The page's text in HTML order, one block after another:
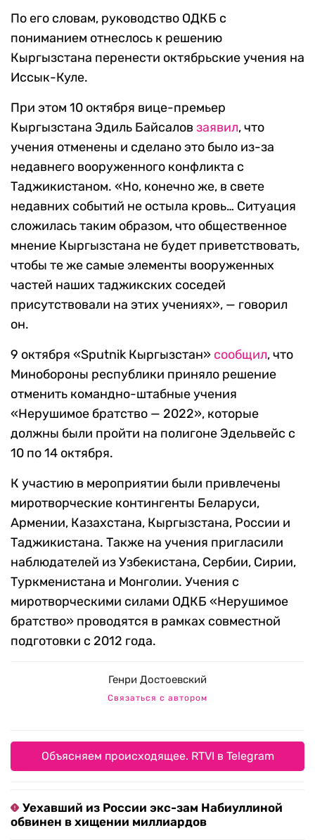
По его словам, руководство ОДКБ с
пониманием отнеслось к решению
Кыргызстана перенести октябрьские учения на
Иссык-Куле.
При этом 10 октября вице-премьер
Кыргызстана Эдиль Байсалов заявил, что
учения отменены и сделано это было из-за
недавнего вооруженного конфликта с
Таджикистаном. «Но, конечно же, в свете
недавних событий не остыла кровь… Ситуация
сложилась таким образом, что общественное
мнение Кыргызстана не будет приветствовать,
чтобы те же самые элементы вооруженных
частей наших таджикских соседей
присутствовали на этих учениях», — говорил
он.
9 октября «Sputnik Кыргызстан» сообщил, что
Минобороны республики приняло решение
отменить командно-штабные учения
«Нерушимое братство — 2022», которые
должны были пройти на полигоне Эдельвейс с
10 по 14 октября.
К участию в мероприятии были привлечены
миротворческие контингенты Беларуси,
Армении, Казахстана, Кыргызстана, России и
Таджикистана. Также на учения пригласили
наблюдателей из Узбекистана, Сербии, Сирии,
Туркменистана и Монголии. Учения с
миротворческими силами ОДКБ «Нерушимое
братство» проводятся в рамках совместной
подготовки с 2012 года.
Генри Достоевский
Связаться с автором
Объясняем происходящее. RTVI в Telegram
Уехавший из России экс-зам Набиуллиной
обвинен в хищении миллиардов